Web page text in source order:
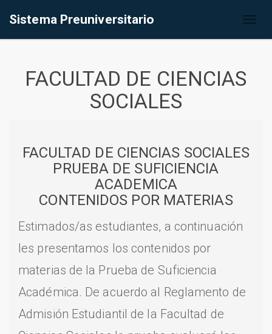
Sistema Preuniversitario
FACULTAD DE CIENCIAS
SOCIALES
FACULTAD DE CIENCIAS SOCIALES
PRUEBA DE SUFICIENCIA
ACADEMICA
CONTENIDOS POR MATERIAS
Estimados/as estudiantes, a continuación
les presentamos los contenidos por
materias de la Prueba de Suficiencia
Académica. De acuerdo al Reglamento de
Admisión Estudiantil de la Facultad de